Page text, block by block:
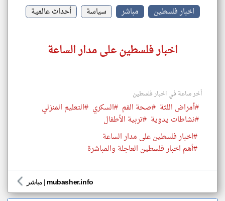
اخبار فلسطين مباشر سياسة أحداث عالمية
اخبار فلسطين على مدار الساعة
أخر ساعة في اخبار فلسطين
#أمراض اللثة #صحة الفم #السكري #التعليم المنزلي
#نشاطات يدوية #تربية الأطفال
#اخبار فلسطين على مدار الساعة
#أهم اخبار فلسطين العاجلة والمباشرة
مباشر | mubasher.info